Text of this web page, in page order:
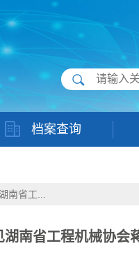
档案查询
南省工...
湖南省工程机械协会